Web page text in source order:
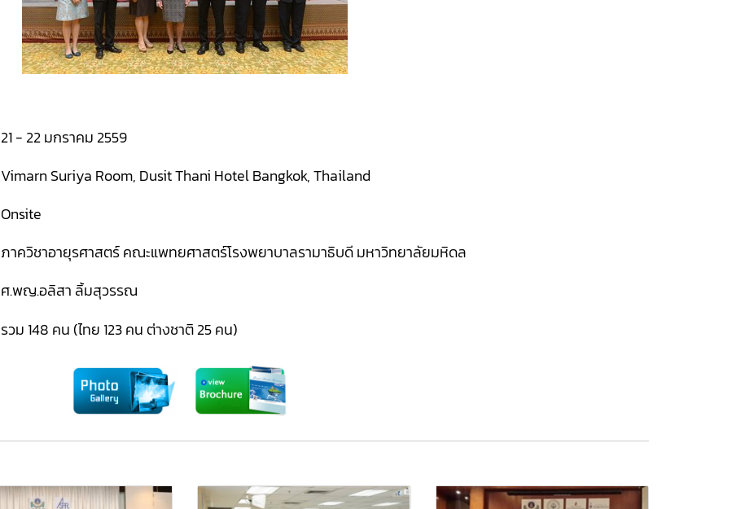
21 - 22 มกราคม 2559
Vimarn Suriya Room, Dusit Thani Hotel Bangkok, Thailand
Onsite
ภาควิชาอายุรศาสตร์ คณะแพทยศาสตร์โรงพยาบาลรามาธิบดี มหาวิทยาลัยมหิดล
ศ.พญ.อลิสา ลิ้มสุวรรณ
รวม 148 คน (ไทย 123 คน ต่างชาติ 25 คน)